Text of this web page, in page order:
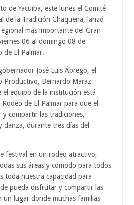
de Yacuiba, este lunes el Comité
de la Tradición Chaqueña, lanzó
más importante del Gran
06 al domingo 08 de
de El Palmar.
José Luis Ábrego, el
Productivo, Bernardo Maraz
el equipo de la institución está
Rodeo de El Palmar para que el
compartir las tradiciones,
danza, durante tres días del
festival en un rodeo atractivo,
sus áreas y cómodo para todos
toda nuestra capacidad para
pueda disfrutar y compartir las
un lugar donde muchas familias